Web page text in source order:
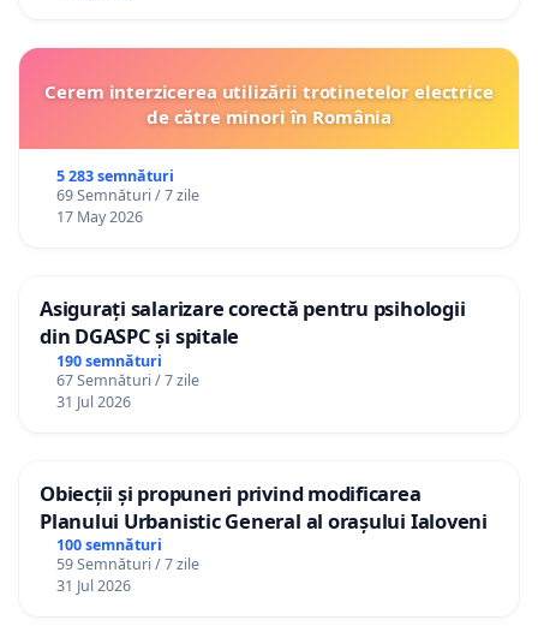
Cerem interzicerea utilizării trotinetelor electrice
de către minori în România
5 283 semnături
69 Semnături / 7 zile
17 May 2026
Asigurați salarizare corectă pentru psihologii
din DGASPC și spitale
190 semnături
67 Semnături / 7 zile
31 Jul 2026
Obiecții și propuneri privind modificarea
Planului Urbanistic General al orașului Ialoveni
100 semnături
59 Semnături / 7 zile
31 Jul 2026